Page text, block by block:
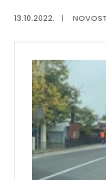
13.10.2022. |